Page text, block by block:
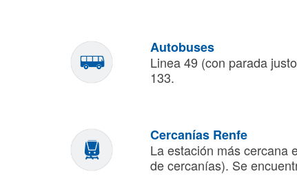
Autobuses
Linea 49 (con parada
133.
Cercanías Renfe
La estación más cercana
de cercanías). Se